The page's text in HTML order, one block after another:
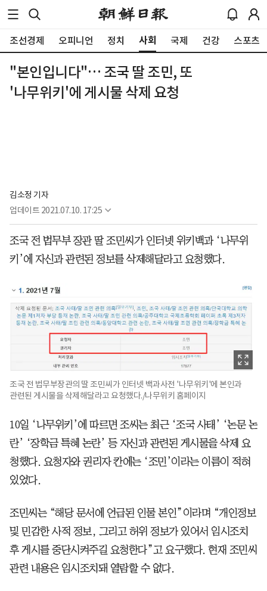
조선경제 오피니언 정치 사회 국제 건강 스포츠
"본인입니다"… 조국 딸 조민, 또
'나무위키'에 게시물 삭제 요청
김소정 기자
업데이트 2021.07.10. 17:25
조국 전 법무부 장관 딸 조민씨가 인터넷 위키백과 ‘나무위
키’에 자신과 관련된 정보를 삭제해달라고 요청했다.
조국 전 법무부장관의 딸 조민씨가 인터넷 백과사전 '나무위키'에 본인과
관련된 게시물을 삭제해달라고 요청했다./나무위키 홈페이지
10일 ‘나무위키’에 따르면 조씨는 최근 ‘조국 사태’ ‘논문 논
란’ ‘장학금 특혜 논란’ 등 자신과 관련된 게시물을 삭제 요
청했다. 요청자와 권리자 칸에는 ‘조민’이라는 이름이 적혀
있었다.
조민씨는 “해당 문서에 언급된 인물 본인”이라며 “개인정보
및 민감한 사적 정보, 그리고 허위 정보가 있어서 임시조치
후 게시를 중단시켜주길 요청한다”고 요구했다. 현재 조민씨
관련 내용은 임시조치돼 열람할 수 없다.